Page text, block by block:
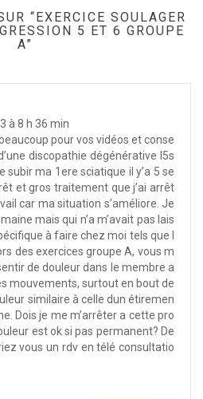
“EXERCICE SOULAGER
5 ET 6 GROUPE
A”
à 8 h 36 min
pour vos vidéos et conse
discopathie dégénérative l5s
subir ma 1ere sciatique il y’a 5 se
et gros traitement que j’ai arrêt
car ma situation s’améliore. Je
mais qui n’a m’avait pas lais
à faire chez moi tels que l
des exercices groupe A, vous m
de douleur dans le membre a
mouvements, surtout en bout de
similaire à celle dun étiremen
Dois je me m’arrêter a cette pro
est ok si pas permanent? De
vous un rdv en télé consultatio